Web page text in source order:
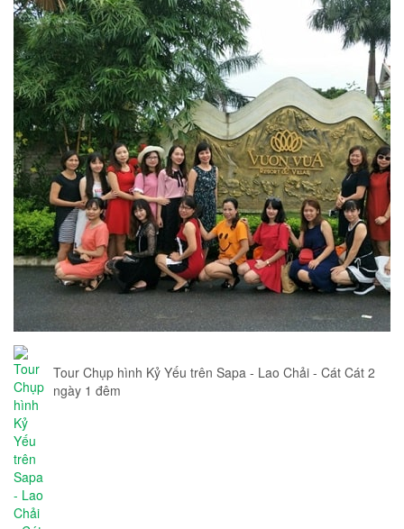
Tour Chụp hình Kỷ Yếu trên Sapa - Lao Chải - Cát Cát 2
ngày 1 đêm